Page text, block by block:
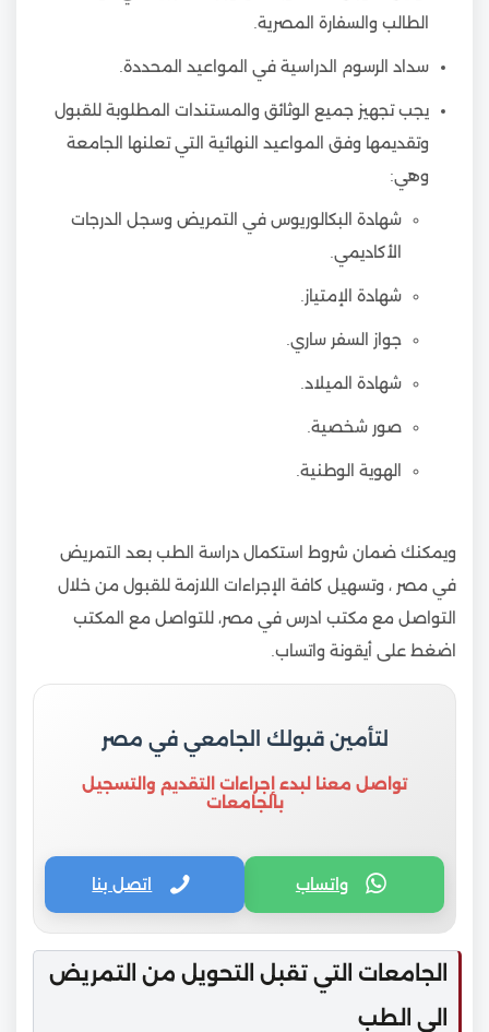
الطالب والسفارة المصرية.
سداد الرسوم الدراسية في المواعيد المحددة.
يجب تجهيز جميع الوثائق والمستندات المطلوبة للقبول
وتقديمها وفق المواعيد النهائية التي تعلنها الجامعة
وهي:
شهادة البكالوريوس في التمريض وسجل الدرجات
الأكاديمي.
شهادة الإمتياز.
جواز السفر ساري.
شهادة الميلاد.
صور شخصية.
الهوية الوطنية.
ويمكنك ضمان شروط استكمال دراسة الطب بعد التمريض
في مصر ، وتسهيل كافة الإجراءات اللازمة للقبول من خلال
التواصل مع مكتب ادرس في مصر، للتواصل مع المكتب
اضغط على أيقونة واتساب.
لتأمين قبولك الجامعي في مصر
تواصل معنا لبدء إجراءات التقديم والتسجيل
بالجامعات
واتساب اتصل بنا
الجامعات التي تقبل التحويل من التمريض
الى الطب